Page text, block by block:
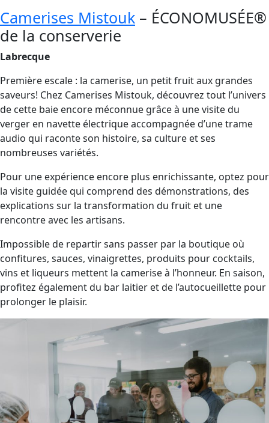
Camerises Mistouk – ÉCONOMUSÉE®
de la conserverie
Labrecque
Première escale : la camerise, un petit fruit aux grandes
saveurs! Chez Camerises Mistouk, découvrez tout l’univers
de cette baie encore méconnue grâce à une visite du
verger en navette électrique accompagnée d’une trame
audio qui raconte son histoire, sa culture et ses
nombreuses variétés.
Pour une expérience encore plus enrichissante, optez pour
la visite guidée qui comprend des démonstrations, des
explications sur la transformation du fruit et une
rencontre avec les artisans.
Impossible de repartir sans passer par la boutique où
confitures, sauces, vinaigrettes, produits pour cocktails,
vins et liqueurs mettent la camerise à l’honneur. En saison,
profitez également du bar laitier et de l’autocueillette pour
prolonger le plaisir.